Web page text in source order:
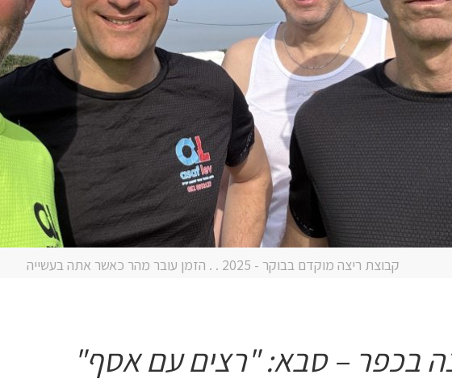
קבוצת ריצה מוקדם בבוקר - 2025 . . הזמן עובר מהר כאשר אתה בעשייה
בכפר – סבא: "רצים עם אסף"